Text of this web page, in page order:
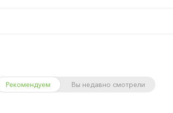
Рекомендуем Вы недавно смотрели